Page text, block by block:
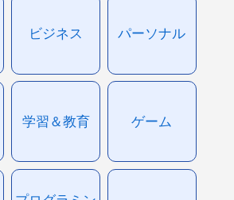
ビジネス パーソナル
学習＆教育 ゲーム